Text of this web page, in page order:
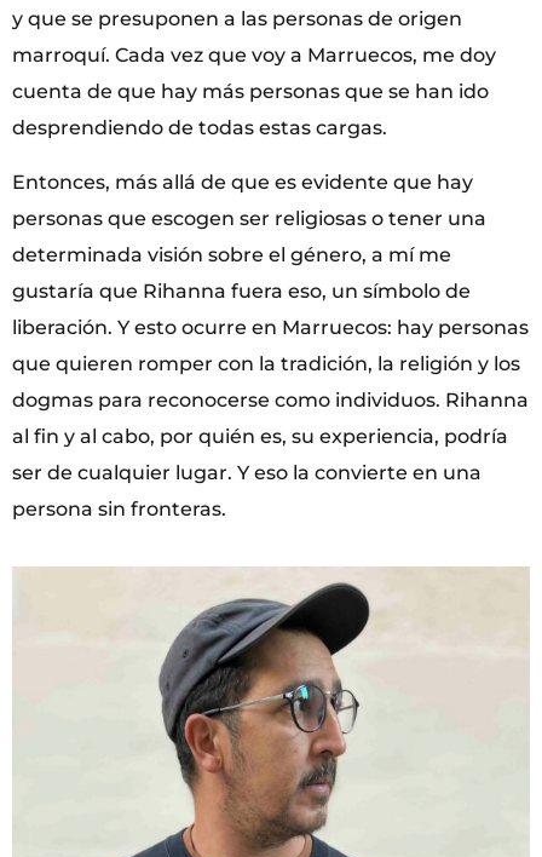
y que se presuponen a las personas de origen
marroquí. Cada vez que voy a Marruecos, me doy
cuenta de que hay más personas que se han ido
desprendiendo de todas estas cargas.
Entonces, más allá de que es evidente que hay
personas que escogen ser religiosas o tener una
determinada visión sobre el género, a mí me
gustaría que Rihanna fuera eso, un símbolo de
liberación. Y esto ocurre en Marruecos: hay personas
que quieren romper con la tradición, la religión y los
dogmas para reconocerse como individuos. Rihanna
al fin y al cabo, por quién es, su experiencia, podría
ser de cualquier lugar. Y eso la convierte en una
persona sin fronteras.